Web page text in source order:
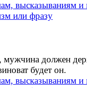
должен
будет он.